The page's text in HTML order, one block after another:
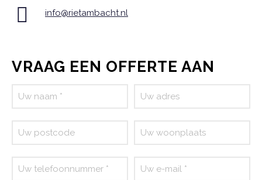
info@rietambacht.nl
VRAAG EEN OFFERTE AAN